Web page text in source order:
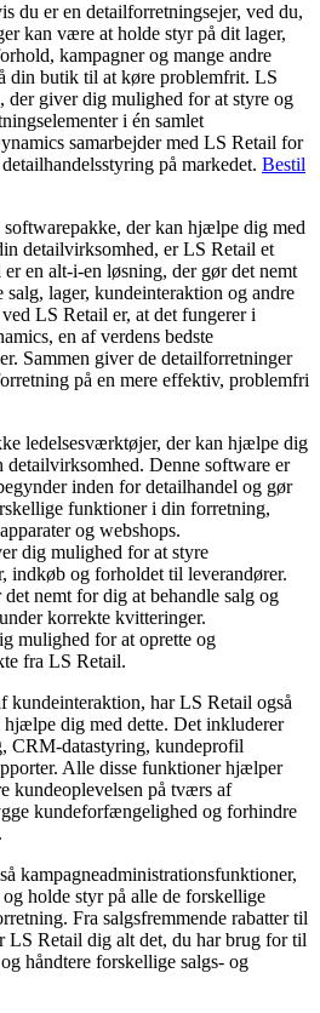
du er en detailforretningsejer, ved du,
kan være at holde styr på dit lager,
kampagner og mange andre
din butik til at køre problemfrit. LS
der giver dig mulighed for at styre og
i én samlet
samarbejder med LS Retail for
på markedet. Bestil
der kan hjælpe dig med
detailvirksomhed, er LS Retail et
en alt-i-en løsning, der gør det nemt
lager, kundeinteraktion og andre
LS Retail er, at det fungerer i
en af verdens bedste
Sammen giver de detailforretninger
på en mere effektiv, problemfri
ledelsesværktøjer, der kan hjælpe dig
detailvirksomhed. Denne software er
inden for detailhandel og gør
funktioner i din forretning,
og webshops.
dig mulighed for at styre
indkøb og forholdet til leverandører.
nemt for dig at behandle salg og
korrekte kvitteringer.
mulighed for at oprette og
fra LS Retail.
kundeinteraktion, har LS Retail også
dig med dette. Det inkluderer
CRM-datastyring, kundeprofil
Alle disse funktioner hjælper
kundeoplevelsen på tværs af
kundeforfængelighed og forhindre
kampagneadministrationsfunktioner,
holde styr på alle de forskellige
Fra salgsfremmende rabatter til
Retail dig alt det, du har brug for til
håndtere forskellige salgs- og